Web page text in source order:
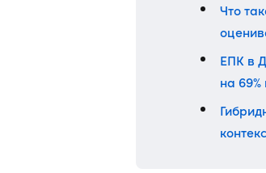
Что
ЕПК в
на